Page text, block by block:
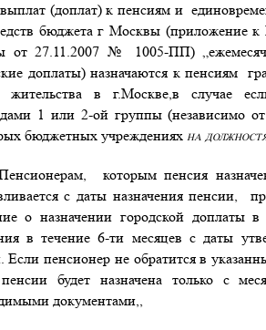
(доплат) к пенсиям и
бюджета г Москвы (приложение
от 27.11.2007 № 1005-ПП)
доплаты) назначаются к пенсиям
жительства в г.Москве,в случае
1 или 2-ой группы (независимо
бюджетных учрежденияхна
которым пенсия
с даты назначения пенсии,
о назначении городской доплаты
в течение 6-ти месяцев с даты
Если пенсионер не обратится в
будет назначена только с
документами,,